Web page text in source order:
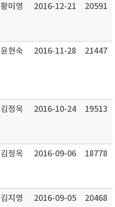
황미영 2016-12-21 20591
윤현숙 2016-11-28 21447
김정옥 2016-10-24 19513
김정옥 2016-09-06 18778
김지영 2016-09-05 20468